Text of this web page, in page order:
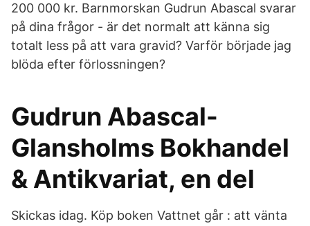
200 000 kr. Barnmorskan Gudrun Abascal svarar
på dina frågor - är det normalt att känna sig
totalt less på att vara gravid? Varför började jag
blöda efter förlossningen?
Gudrun Abascal-
Glansholms Bokhandel
& Antikvariat, en del
Skickas idag. Köp boken Vattnet går : att vänta